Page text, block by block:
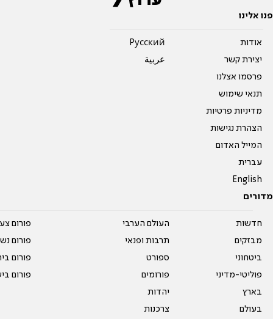
פנו אלינו
אודות
יצירת קשר
פרסמו אצלנו
תנאי שימוש
מדיניות פרטיות
הצהרת נגישות
המייל האדום
עברית
English
Pусский
عربية
מדורים
חדשות
מבזקים
ביטחוני
פוליטי-מדיני
בארץ
בעולם
העולם הערבי
תרבות ופנאי
ספורט
פורומים
יהדות
צרכנות
פורום
פורום
פורום
פורום